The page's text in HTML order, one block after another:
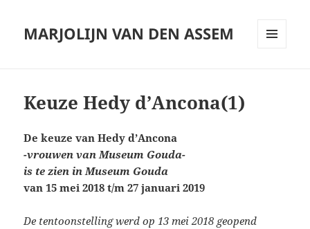
MARJOLIJN VAN DEN ASSEM
Keuze Hedy d’Ancona(1)
De keuze van Hedy d’Ancona
-vrouwen van Museum Gouda-
is te zien in Museum Gouda
van 15 mei 2018 t/m 27 januari 2019
De tentoonstelling werd op 13 mei 2018 geopend